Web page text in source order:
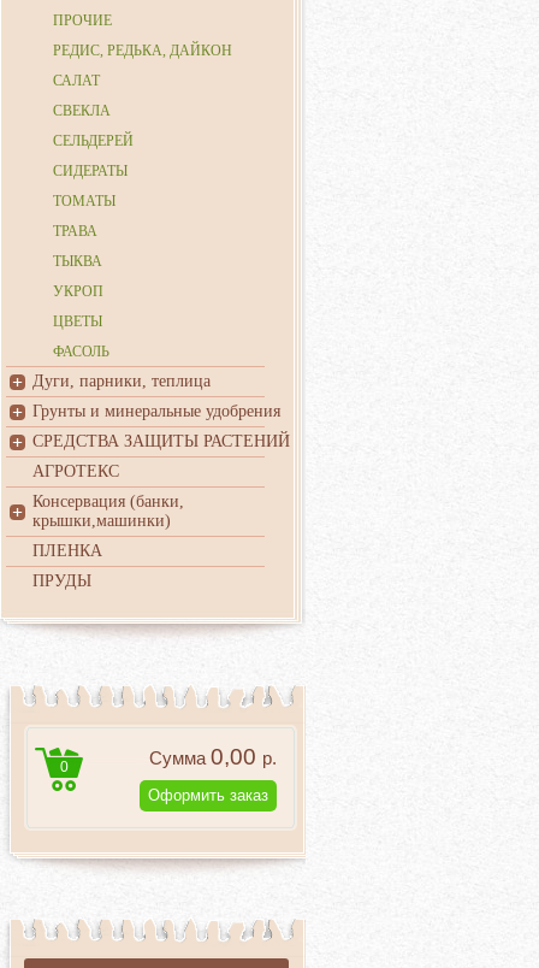
ПРОЧИЕ
РЕДИС, РЕДЬКА, ДАЙКОН
САЛАТ
СВЕКЛА
СЕЛЬДЕРЕЙ
СИДЕРАТЫ
ТОМАТЫ
ТРАВА
ТЫКВА
УКРОП
ЦВЕТЫ
ФАСОЛЬ
Дуги, парники, теплица
Грунты и минеральные удобрения
СРЕДСТВА ЗАЩИТЫ РАСТЕНИЙ
АГРОТЕКС
Консервация (банки,
крышки,машинки)
ПЛЕНКА
ПРУДЫ
0 Сумма 0,00 р.
Оформить заказ